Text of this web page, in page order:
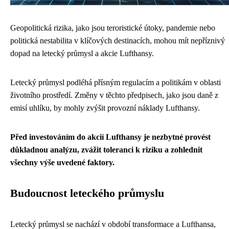
Geopolitická rizika, jako jsou teroristické útoky, pandemie nebo
politická nestabilita v klíčových destinacích, mohou mít nepříznivý
dopad na letecký průmysl a akcie Lufthansy.
Letecký průmysl podléhá přísným regulacím a politikám v oblasti
životního prostředí. Změny v těchto předpisech, jako jsou daně z
emisí uhlíku, by mohly zvýšit provozní náklady Lufthansy.
Před investováním do akcií Lufthansy je nezbytné provést
důkladnou analýzu, zvážit toleranci k riziku a zohlednit
všechny výše uvedené faktory.
Budoucnost leteckého průmyslu
Letecký průmysl se nachází v období transformace a Lufthansa,